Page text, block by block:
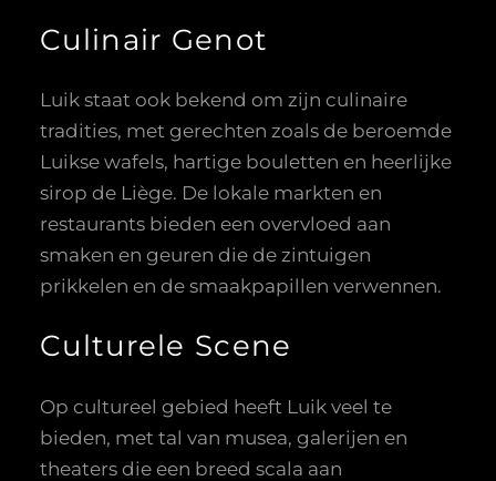
Culinair Genot
Luik staat ook bekend om zijn culinaire
tradities, met gerechten zoals de beroemde
Luikse wafels, hartige bouletten en heerlijke
sirop de Liège. De lokale markten en
restaurants bieden een overvloed aan
smaken en geuren die de zintuigen
prikkelen en de smaakpapillen verwennen.
Culturele Scene
Op cultureel gebied heeft Luik veel te
bieden, met tal van musea, galerijen en
theaters die een breed scala aan